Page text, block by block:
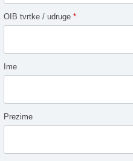
OIB tvrtke / udruge *
Ime
Prezime